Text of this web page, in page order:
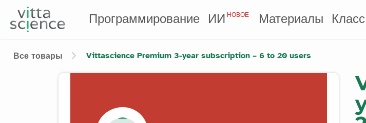
Программирование ИИНОВОЕ Материалы Класс
Все товары Vittascience Premium 3-year subscription – 6 to 20 users